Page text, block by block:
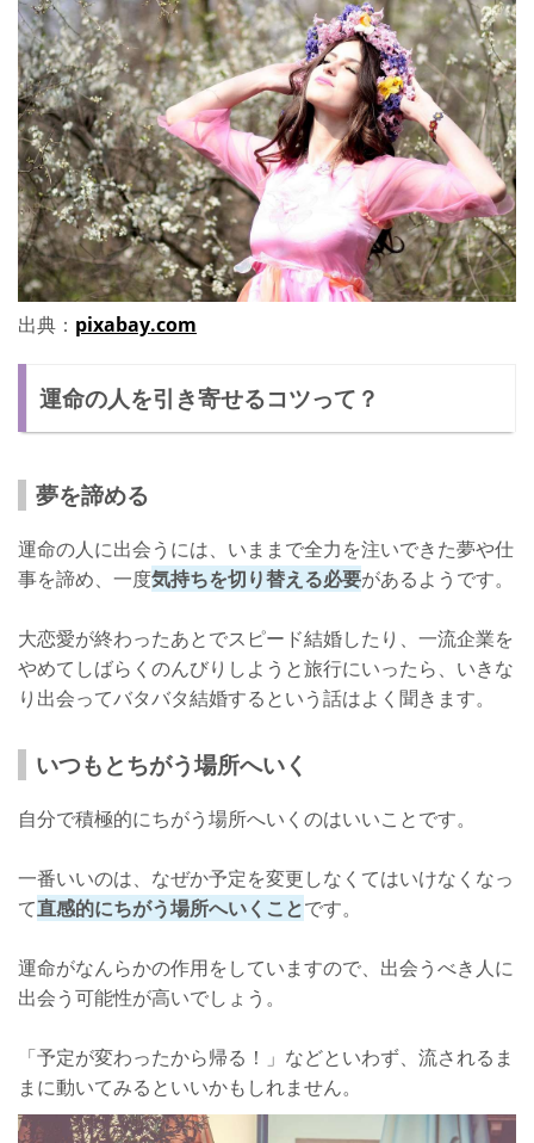
出典： pixabay.com
運命の人を引き寄せるコツって？
夢を諦める
運命の人に出会うには、いままで全力を注いできた夢や仕
事を諦め、一度気持ちを切り替える必要があるようです。
大恋愛が終わったあとでスピード結婚したり、一流企業を
やめてしばらくのんびりしようと旅行にいったら、いきな
り出会ってバタバタ結婚するという話はよく聞きます。
いつもとちがう場所へいく
自分で積極的にちがう場所へいくのはいいことです。
一番いいのは、なぜか予定を変更しなくてはいけなくなっ
て直感的にちがう場所へいくことです。
運命がなんらかの作用をしていますので、出会うべき人に
出会う可能性が高いでしょう。
「予定が変わったから帰る！」などといわず、流されるま
まに動いてみるといいかもしれません。